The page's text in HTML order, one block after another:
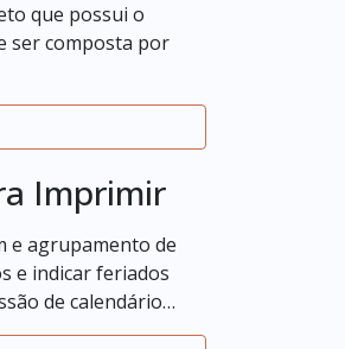
que possui o
ser composta por
Imprimir
e agrupamento de
e indicar feriados
de calendário
a necessidade do